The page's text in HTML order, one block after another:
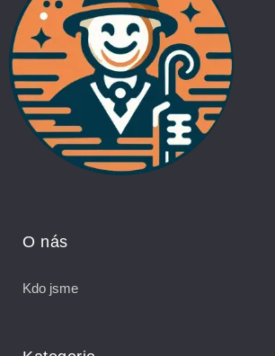
O nás
Kdo jsme